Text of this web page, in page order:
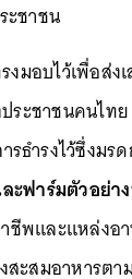
ะชาชน
มอบไว้เพื่อส่ง
ะชาชนคนไท
รธำรงไว้ซึ่งม
ะฟาร์มตัวอย่า
ชีพและแหล่งอ
สะสมอาหารตา